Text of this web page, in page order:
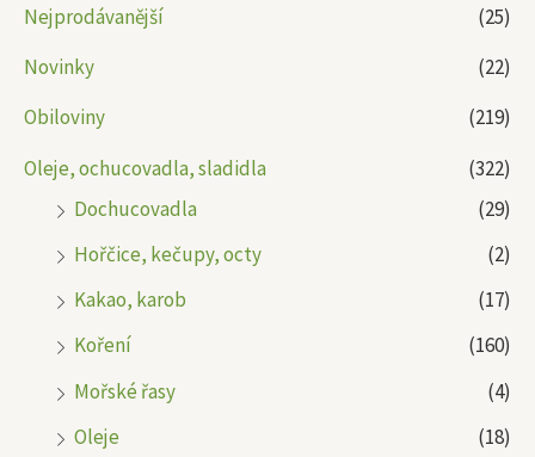
Nejprodávanější
(25)
Novinky
(22)
Obiloviny
(219)
Oleje, ochucovadla, sladidla
(322)
Dochucovadla
(29)
Hořčice, kečupy, octy
(2)
Kakao, karob
(17)
Koření
(160)
Mořské řasy
(4)
Oleje
(18)